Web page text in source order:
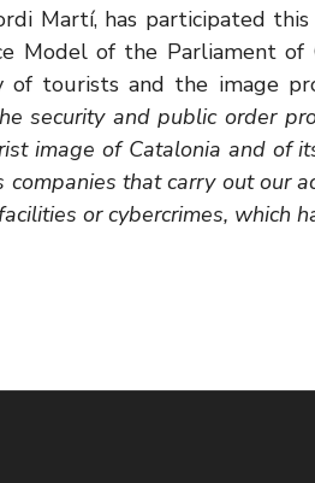
Martí, has participated
Model of the Parliament
tourists and the image
security and public order
image of Catalonia and of
that carry out our
or cybercrimes, which